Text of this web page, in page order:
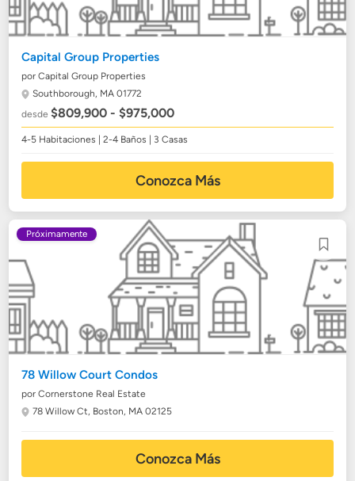
Capital Group Properties
por Capital Group Properties
Southborough, MA 01772
desde$809,900 - $975,000
4-5 Habitaciones | 2-4 Baños | 3 Casas
Conozca Más
Próximamente
78 Willow Court Condos
por Cornerstone Real Estate
78 Willow Ct, Boston, MA 02125
Conozca Más